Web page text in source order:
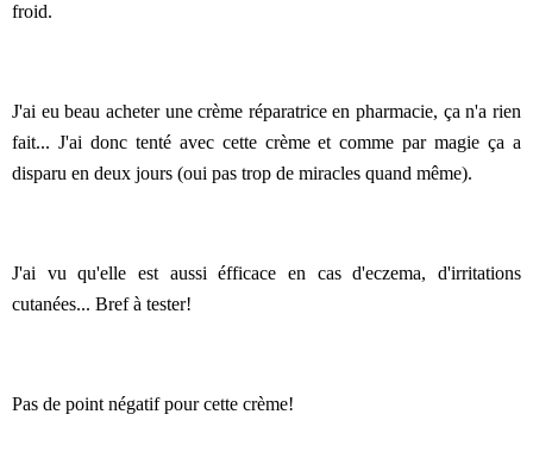
froid.
J'ai eu beau acheter une crème réparatrice en pharmacie, ça n'a rien
fait... J'ai donc tenté avec cette crème et comme par magie ça a
disparu en deux jours (oui pas trop de miracles quand même).
J'ai vu qu'elle est aussi éfficace en cas d'eczema, d'irritations
cutanées... Bref à tester!
Pas de point négatif pour cette crème!